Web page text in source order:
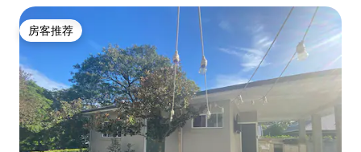
房客推荐
房客推荐